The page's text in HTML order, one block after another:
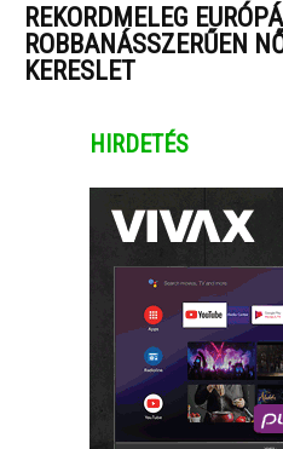
REKORDMELEG
ROBBANÁSSZERŰEN
KERESLET
HIRDETÉS